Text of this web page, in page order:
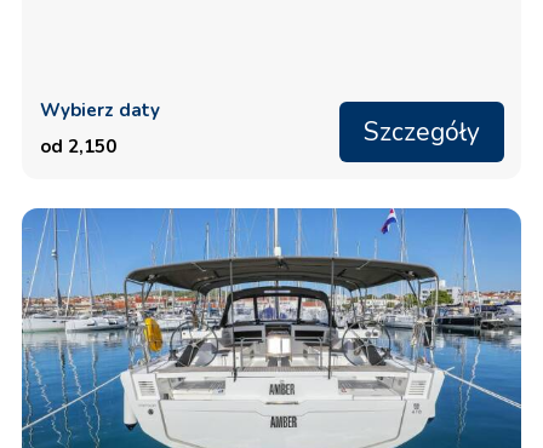
Wybierz daty
od 2,150
Szczegóły